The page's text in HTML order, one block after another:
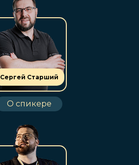
Сергей Старший
О спикере